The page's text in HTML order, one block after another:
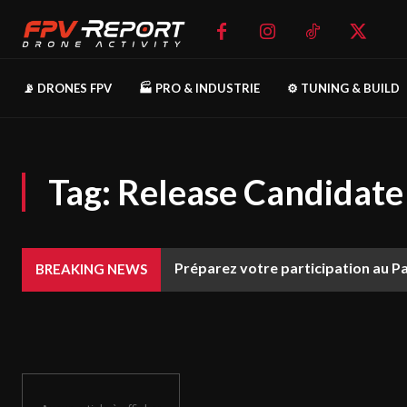
📡 DRONES FPV 🏭 PRO & INDUSTRIE ⚙️ TUNING & BUILD
Tag: Release Candidate
BREAKING NEWS Préparez votre participation au